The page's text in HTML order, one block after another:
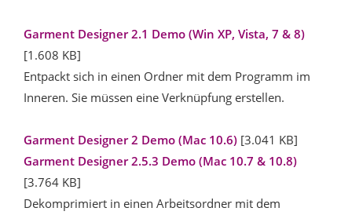
Garment Designer 2.1 Demo (Win XP, Vista, 7 & 8)
[1.608 KB]
Entpackt sich in einen Ordner mit dem Programm im
Inneren. Sie müssen eine Verknüpfung erstellen.
Garment Designer 2 Demo (Mac 10.6) [3.041 KB]
Garment Designer 2.5.3 Demo (Mac 10.7 & 10.8)
[3.764 KB]
Dekomprimiert in einen Arbeitsordner mit dem